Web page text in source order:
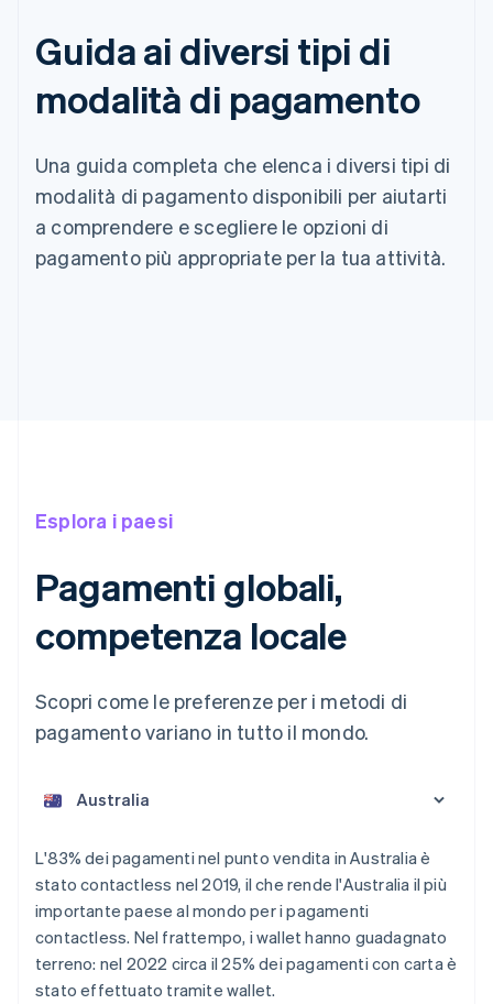
Guida ai diversi tipi di
modalità di pagamento
Una guida completa che elenca i diversi tipi di
modalità di pagamento disponibili per aiutarti
a comprendere e scegliere le opzioni di
pagamento più appropriate per la tua attività.
Esplora i paesi
Pagamenti globali,
competenza locale
Scopri come le preferenze per i metodi di
pagamento variano in tutto il mondo.
L'83% dei pagamenti nel punto vendita in Australia è
stato contactless nel 2019, il che rende l'Australia il più
importante paese al mondo per i pagamenti
contactless. Nel frattempo, i wallet hanno guadagnato
terreno: nel 2022 circa il 25% dei pagamenti con carta è
stato effettuato tramite wallet.
Australia
English
Austria
DeutschEnglish
Belgio
English